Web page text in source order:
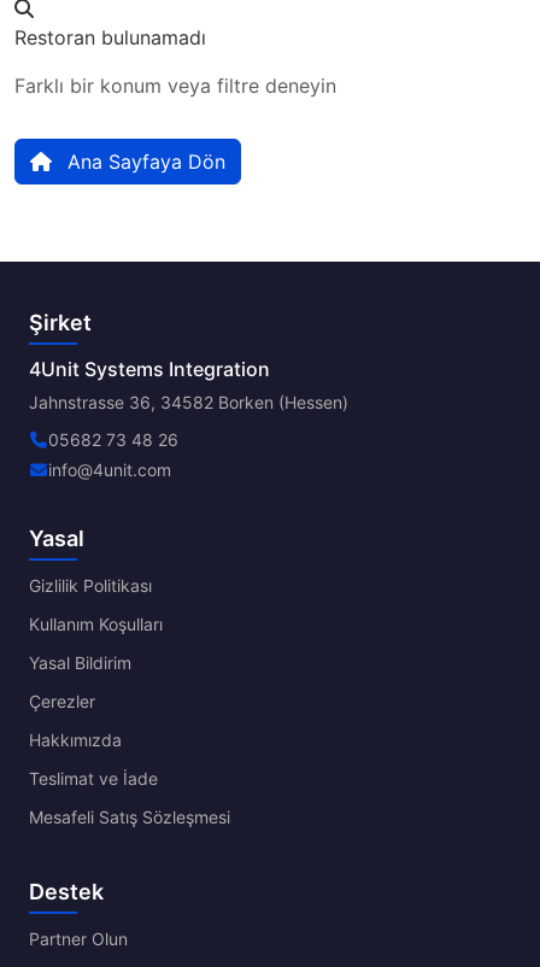
Restoran bulunamadı
Farklı bir konum veya filtre deneyin
Ana Sayfaya Dön
Şirket
4Unit Systems Integration
Jahnstrasse 36, 34582 Borken (Hessen)
05682 73 48 26
info@4unit.com
Yasal
Gizlilik Politikası
Kullanım Koşulları
Yasal Bildirim
Çerezler
Hakkımızda
Teslimat ve İade
Mesafeli Satış Sözleşmesi
Destek
Partner Olun